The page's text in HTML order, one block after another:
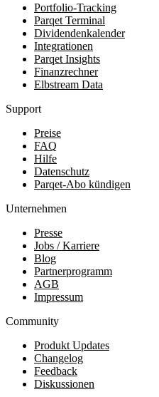
Portfolio-Tracking
Parqet Terminal
Dividendenkalender
Integrationen
Parqet Insights
Finanzrechner
Elbstream Data
Support
Preise
FAQ
Hilfe
Datenschutz
Parqet-Abo kündigen
Unternehmen
Presse
Jobs / Karriere
Blog
Partnerprogramm
AGB
Impressum
Community
Produkt Updates
Changelog
Feedback
Diskussionen